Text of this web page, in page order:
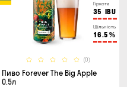
Гіркота
35 IBU
Щільність
16.5 %
(0)
Пиво Forever The Big Apple
0.5л